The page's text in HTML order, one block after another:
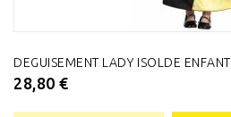
DEGUISEMENT LADY ISOLDE ENFANT
28,80 €